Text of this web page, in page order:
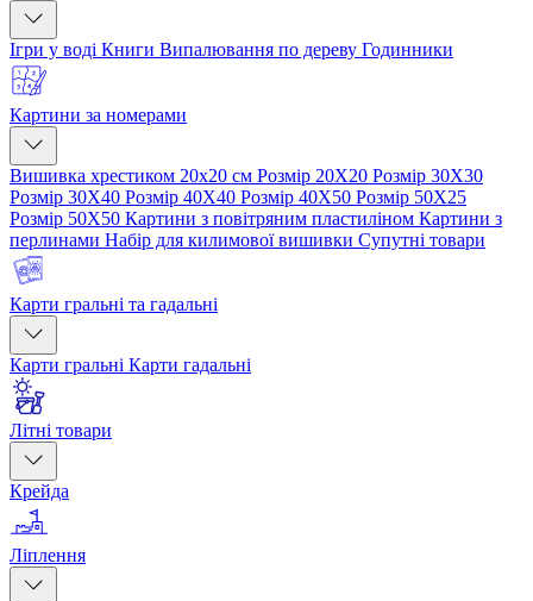
Ігри у воді Книги Випалювання по дереву Годинники
Картини за номерами
Вишивка хрестиком 20х20 см Розмір 20Х20 Розмір 30Х30
Розмір 30Х40 Розмір 40Х40 Розмір 40Х50 Розмір 50Х25
Розмір 50Х50 Картини з повітряним пластиліном Картини з
перлинами Набір для килимової вишивки Супутні товари
Карти гральні та гадальні
Карти гральні Карти гадальні
Літні товари
Крейда
Ліплення